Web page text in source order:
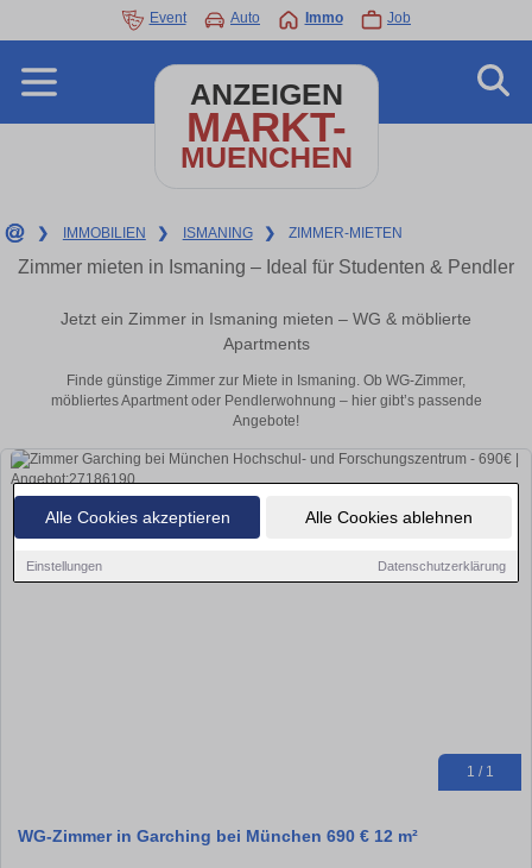
Alle Cookies akzeptieren Alle Cookies ablehnen
Einstellungen Datenschutzerklärung
Event Auto Immo Job
ANZEIGEN
MARKT-
MUENCHEN
❯ IMMOBILIEN ❯ ISMANING ❯ ZIMMER-MIETEN
Zimmer mieten in Ismaning – Ideal für Studenten & Pendler
Jetzt ein Zimmer in Ismaning mieten – WG & möblierte
Apartments
Finde günstige Zimmer zur Miete in Ismaning. Ob WG-Zimmer,
möbliertes Apartment oder Pendlerwohnung – hier gibt’s passende
Angebote!
1 / 1
WG-Zimmer in Garching bei München 690 € 12 m²